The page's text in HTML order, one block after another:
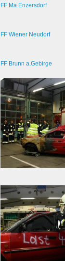
FF Ma.Enzersdorf
FF Wiener Neudorf
FF Brunn a.Gebirge